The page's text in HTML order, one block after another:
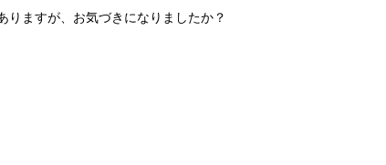
りますが、お気づきになりましたか？